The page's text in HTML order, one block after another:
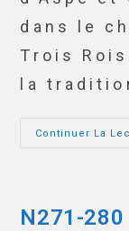
dans le
Trois Rois
la
Continuer La
N271-280